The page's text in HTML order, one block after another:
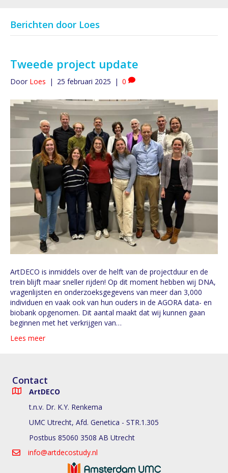
Berichten door Loes
Tweede project update
Door Loes | 25 februari 2025 | 0
ArtDECO is inmiddels over de helft van de projectduur en de
trein blijft maar sneller rijden! Op dit moment hebben wij DNA,
vragenlijsten en onderzoeksgegevens van meer dan 3,000
individuen en vaak ook van hun ouders in de AGORA data- en
biobank opgenomen. Dit aantal maakt dat wij kunnen gaan
beginnen met het verkrijgen van…
Lees meer
Contact
ArtDECO
t.n.v. Dr. K.Y. Renkema
UMC Utrecht, Afd. Genetica - STR.1.305
Postbus 85060 3508 AB Utrecht
info@artdecostudy.nl